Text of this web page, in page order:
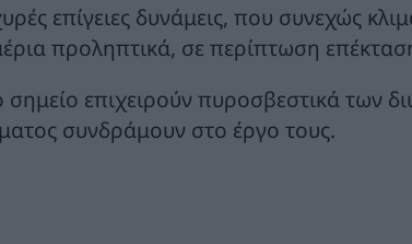
επίγειες δυνάμεις, που συνεχώς
προληπτικά, σε περίπτωση
σημείο επιχειρούν πυροσβεστικά των
συνδράμουν στο έργο τους.